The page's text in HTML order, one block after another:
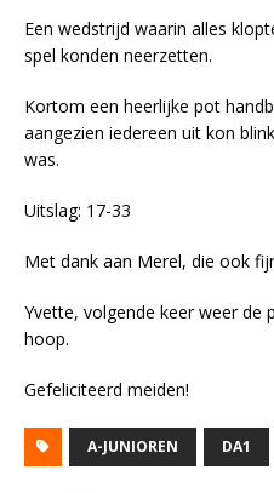
Een wedstrijd waarin alles
spel konden neerzetten.
Kortom een heerlijke pot
aangezien iedereen uit kon
was.
Uitslag: 17-33
Met dank aan Merel, die ook
Yvette, volgende keer weer de
hoop.
Gefeliciteerd meiden!
A-JUNIOREN DA1